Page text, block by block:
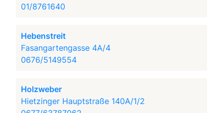
01/8761640
Hebenstreit
Fasangartengasse 4A/4
0676/5149554
Holzweber
Hietzinger Hauptstraße 140A/1/2